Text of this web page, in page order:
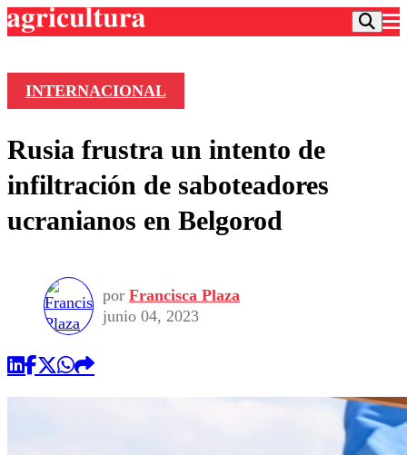
Frecuencias
Agricultura TV
Deportes
Colo Colo
Seleccion Chilena
Torneo Internacional
Entretención
Economía
Internacional
Publicaciones en medios
Opinión
INTERNACIONAL
Rusia frustra un intento de
infiltración de saboteadores
ucranianos en Belgorod
por Francisca Plaza
junio 04, 2023